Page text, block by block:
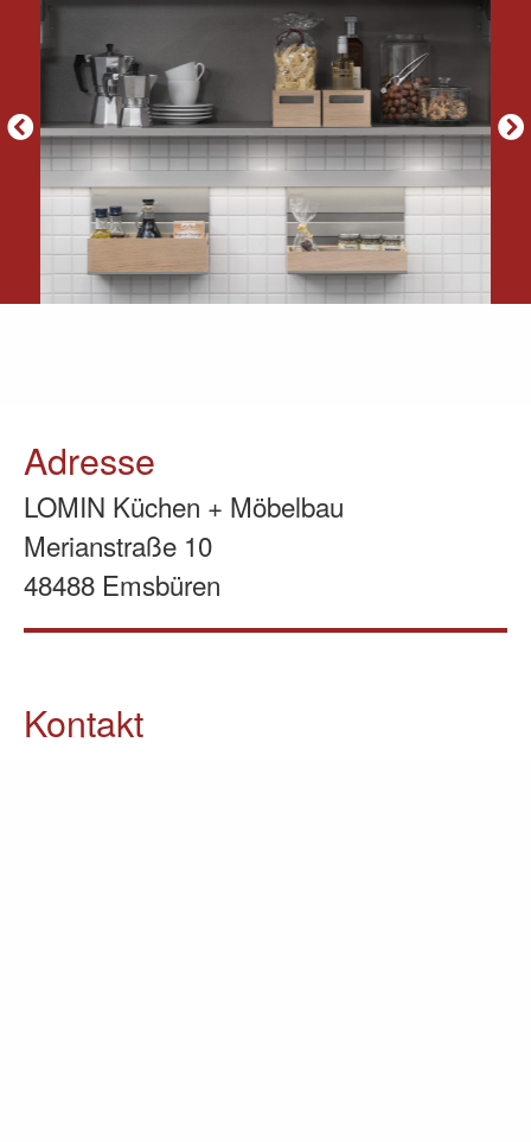
Adresse
LOMIN Küchen + Möbelbau
Merianstraße 10
48488 Emsbüren
Kontakt